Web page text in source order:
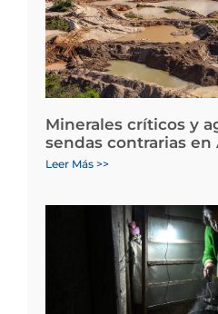
Minerales críticos y
sendas contrarias en
Leer Más >>